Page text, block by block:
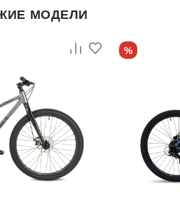
МОДЕЛИ
%